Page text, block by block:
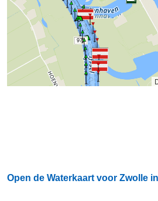
975
Open de Waterkaart voor Zwolle